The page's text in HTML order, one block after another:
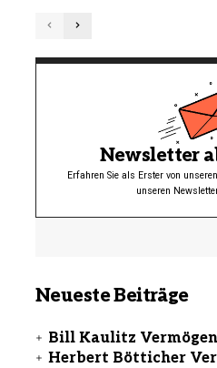
Newsletter
Erfahren Sie als Erster von
unseren
Neueste Beiträge
Bill Kaulitz
Herbert Bötticher